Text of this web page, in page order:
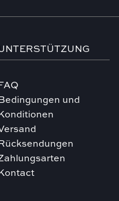
FAQ
Bedingungen und
Konditionen
Rücksendungen
Kontact